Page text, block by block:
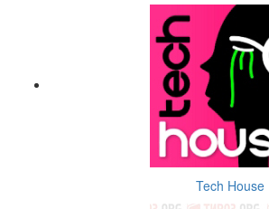
Tech House